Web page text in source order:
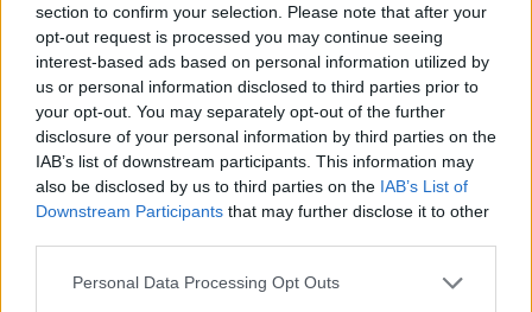
section to confirm your selection. Please note that after your
opt-out request is processed you may continue seeing
interest-based ads based on personal information utilized by
us or personal information disclosed to third parties prior to
your opt-out. You may separately opt-out of the further
disclosure of your personal information by third parties on the
IAB’s list of downstream participants. This information may
also be disclosed by us to third parties on the IAB’s List of
Downstream Participants that may further disclose it to other
Please note that this website/app uses one or more Google
Personal Data Processing Opt Outs
Skorpió (Október 23. – November 21.) A
TeliHold
különleges energiákat hoz számodra, amelyek segítenek
tisztázni az érzelmi kérdéseket és lezárni a múltat. Most
ideje elengedni azokat a dolgokat, amelyek visszatartanak a
fejlődéstől. A karrieredben új lehetőségek nyílnak, és a
munkádban is nagyobb elismerésre számíthatsz.
Pénzügyeid stabilizálódnak, és egy régi befektetés most
kapcsolódásokra és fontos beszélgetésekre számíthatsz.